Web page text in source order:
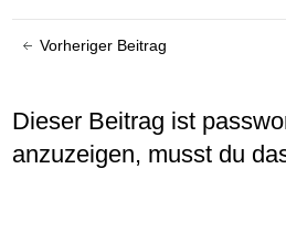
Vorheriger Beitrag
Dieser Beitrag ist
anzuzeigen, musst du